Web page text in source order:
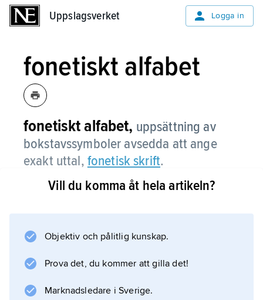
Uppslagsverket Logga in
fonetiskt alfabet
fonetiskt alfabet, uppsättning av
bokstavssymboler avsedda att ange
exakt uttal, fonetisk skrift.
JämförVill du komma åt hela artikeln?
Objektiv och pålitlig kunskap.
Prova det, du kommer att gilla det!
Marknadsledare i Sverige.